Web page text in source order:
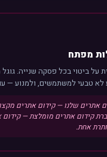
מפתח
על ביטוי בכל פסקה שנייה.
לא טבעי למשתמשים, ולמנוע —
אתרים שלנו — קידום אתרים
קידום אתרים מומלצת — קידום
אחת.